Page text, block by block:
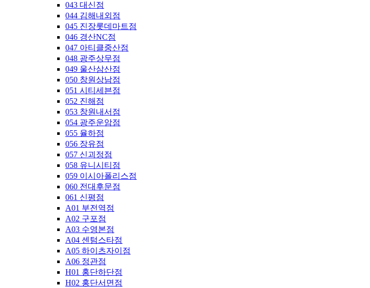
043 대신점
044 김해내외점
045 진장롯데마트점
046 경산NC점
047 아티클중산점
048 광주상무점
049 울산삼산점
050 창원상남점
051 시티세븐점
052 진해점
053 창원내서점
054 광주운암점
055 율하점
056 장유점
057 신괴정점
058 유니시티점
059 이시아폴리스점
060 전대후문점
061 신평점
A01 부전역점
A02 구포점
A03 수영본점
A04 센텀스타점
A05 하이츠자이점
A06 정관점
H01 홍단하단점
H02 홍단서면점